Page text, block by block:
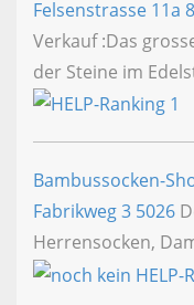
Felsenstrasse 11a
Verkauf :Das
der Steine im
Bambussocken-
Fabrikweg 3 5026
Herrensocken,